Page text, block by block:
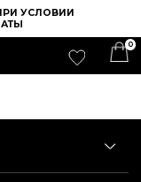
УСЛОВИИ
0
ОБУВЬ
/